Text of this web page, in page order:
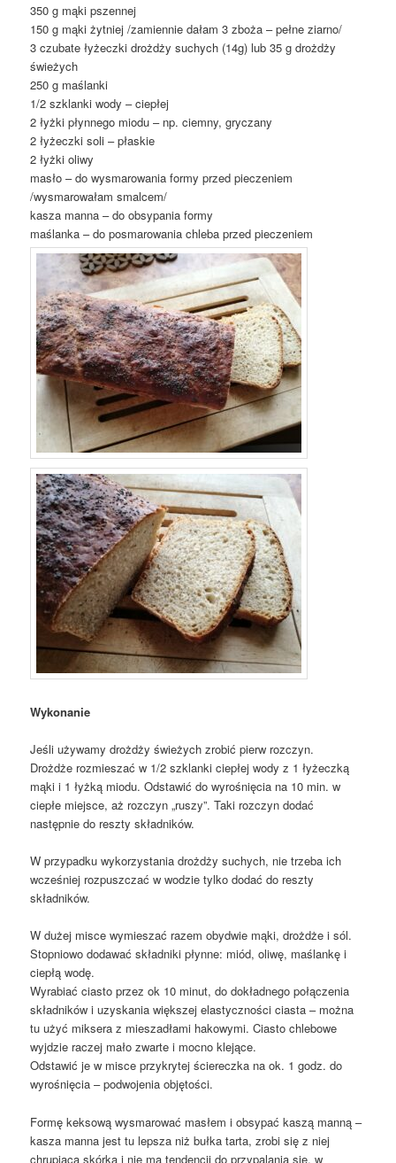
350 g mąki pszennej
150 g mąki żytniej /zamiennie dałam 3 zboża – pełne ziarno/
3 czubate łyżeczki drożdży suchych (14g) lub 35 g drożdży
świeżych
250 g maślanki
1/2 szklanki wody – ciepłej
2 łyżki płynnego miodu – np. ciemny, gryczany
2 łyżeczki soli – płaskie
2 łyżki oliwy
masło – do wysmarowania formy przed pieczeniem
/wysmarowałam smalcem/
kasza manna – do obsypania formy
maślanka – do posmarowania chleba przed pieczeniem
Wykonanie
Jeśli używamy drożdży świeżych zrobić pierw rozczyn.
Drożdże rozmieszać w 1/2 szklanki ciepłej wody z 1 łyżeczką
mąki i 1 łyżką miodu. Odstawić do wyrośnięcia na 10 min. w
ciepłe miejsce, aż rozczyn „ruszy”. Taki rozczyn dodać
następnie do reszty składników.
W przypadku wykorzystania drożdży suchych, nie trzeba ich
wcześniej rozpuszczać w wodzie tylko dodać do reszty
składników.
W dużej misce wymieszać razem obydwie mąki, drożdże i sól.
Stopniowo dodawać składniki płynne: miód, oliwę, maślankę i
ciepłą wodę.
Wyrabiać ciasto przez ok 10 minut, do dokładnego połączenia
składników i uzyskania większej elastyczności ciasta – można
tu użyć miksera z mieszadłami hakowymi. Ciasto chlebowe
wyjdzie raczej mało zwarte i mocno klejące.
Odstawić je w misce przykrytej ściereczka na ok. 1 godz. do
wyrośnięcia – podwojenia objętości.
Formę keksową wysmarować masłem i obsypać kaszą manną –
kasza manna jest tu lepsza niż bułka tarta, zrobi się z niej
chrupiąca skórka i nie ma tendencji do przypalania się, w